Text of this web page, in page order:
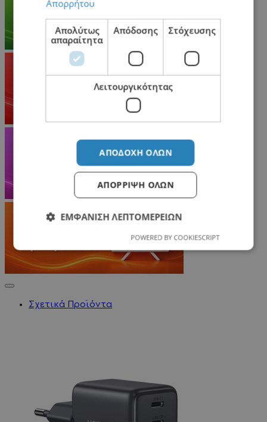
Σχετικά Προϊόντα
Απορρήτου
Απολύτως
απαραίτητα
Απόδοσης Στόχευσης
Λειτουργικότητας
ΑΠΟΔΟΧΉ ΌΛΩΝ
ΑΠΌΡΡΙΨΗ ΌΛΩΝ
ΕΜΦΆΝΙΣΗ ΛΕΠΤΟΜΕΡΕΙΏΝ
POWERED BY COOKIESCRIPT